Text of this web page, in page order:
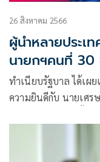
26 สิงหาคม 2566
ผู้นำหลายประ
นายกฯคนที่ 30
ทำเนียบรัฐบาล ได้เผ
ความยินดีกับ นายเศ